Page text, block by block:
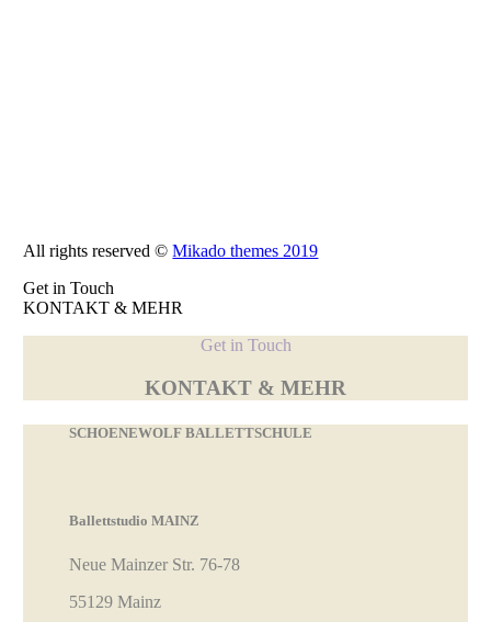
All rights reserved ©Mikado themes 2019
Get in Touch
KONTAKT & MEHR
Get in Touch
KONTAKT & MEHR
SCHOENEWOLF BALLETTSCHULE
Ballettstudio MAINZ
Neue Mainzer Str. 76-78
55129 Mainz